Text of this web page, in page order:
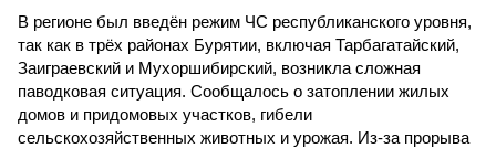
В регионе был введён режим ЧС республиканского уровня,
так как в трёх районах Бурятии, включая Тарбагатайский,
Заиграевский и Мухоршибирский, возникла сложная
паводковая ситуация. Сообщалось о затоплении жилых
домов и придомовых участков, гибели
сельскохозяйственных животных и урожая. Из-за прорыва